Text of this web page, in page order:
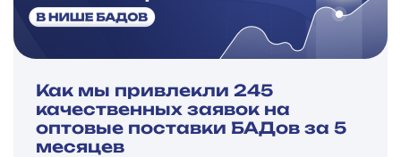
Как мы привлекли 245
качественных заявок на
оптовые поставки БАДов за 5
месяцев